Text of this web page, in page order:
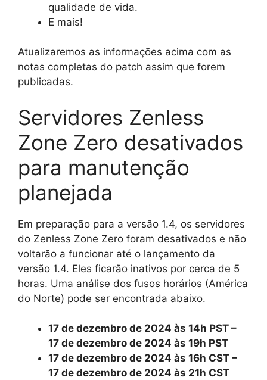
qualidade de vida.
E mais!
Atualizaremos as informações acima com as
notas completas do patch assim que forem
publicadas.
Servidores Zenless
Zone Zero desativados
para manutenção
planejada
Em preparação para a versão 1.4, os servidores
do Zenless Zone Zero foram desativados e não
voltarão a funcionar até o lançamento da
versão 1.4. Eles ficarão inativos por cerca de 5
horas. Uma análise dos fusos horários (América
do Norte) pode ser encontrada abaixo.
17 de dezembro de 2024 às 14h PST –
17 de dezembro de 2024 às 19h PST
17 de dezembro de 2024 às 16h CST –
17 de dezembro de 2024 às 21h CST